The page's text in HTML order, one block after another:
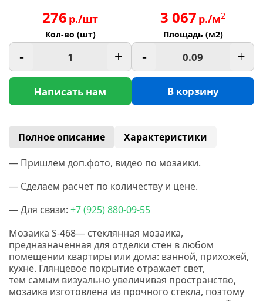
276 р./шт
Кол-во (шт)
- +
Написать нам
3 067 р./м2
Площадь (м2)
- +
В корзину
Полное описание
Характеристики
— Пришлем доп.фото, видео по мозаики.
— Сделаем расчет по количеству и цене.
— Для связи: +7(925) 880-09-55
Мозаика S-468— стеклянная мозаика,
предназначенная для отделки стен в любом
помещении квартиры или дома: ванной, прихожей,
кухне. Глянцевое покрытие отражает свет,
тем самым визуально увеличивая пространство,
мозаика изготовлена из прочного стекла, поэтому